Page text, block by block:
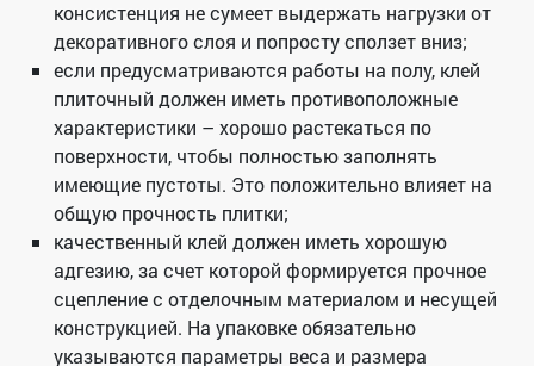
консистенция не сумеет выдержать нагрузки от
декоративного слоя и попросту сползет вниз;
если предусматриваются работы на полу, клей
плиточный должен иметь противоположные
характеристики – хорошо растекаться по
поверхности, чтобы полностью заполнять
имеющие пустоты. Это положительно влияет на
общую прочность плитки;
качественный клей должен иметь хорошую
адгезию, за счет которой формируется прочное
сцепление с отделочным материалом и несущей
конструкцией. На упаковке обязательно
указываются параметры веса и размера